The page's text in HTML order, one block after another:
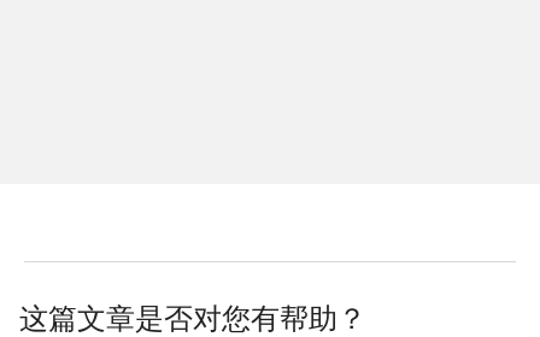
这篇文章是否对您有帮助？